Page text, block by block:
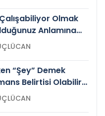
Olmak
Anlamına
GÜÇLÜCAN
“Şey” Demek
Belirtisi Olabilir
GÜÇLÜCAN